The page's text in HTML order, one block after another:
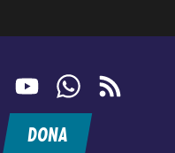
FacebookYouTubeWhatsApp
feed
DONA